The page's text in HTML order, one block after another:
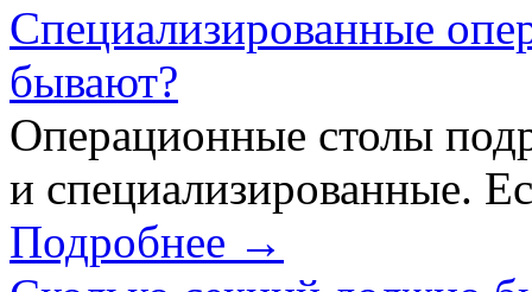
Специализированные
бывают?
Операционные столы
и специализированные.
Подробнее →